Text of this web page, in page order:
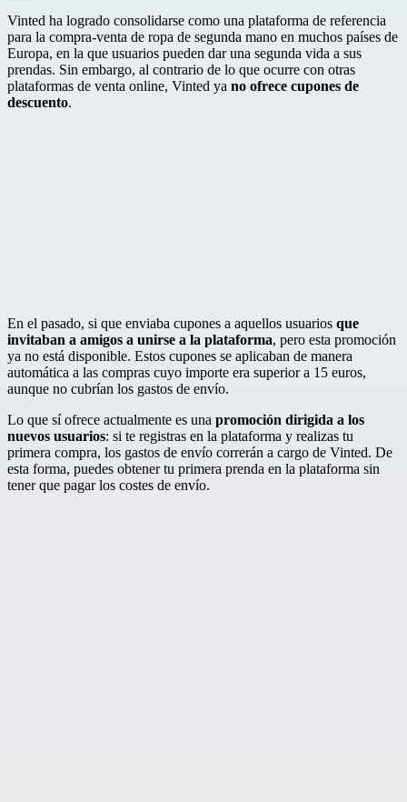
Pinterest
Vinted ha logrado consolidarse como una plataforma de referencia
para la compra-venta de ropa de segunda mano en muchos países de
Europa, en la que usuarios pueden dar una segunda vida a sus
prendas. Sin embargo, al contrario de lo que ocurre con otras
plataformas de venta online, Vinted ya no ofrece cupones de
descuento.
En el pasado, si que enviaba cupones a aquellos usuarios que
invitaban a amigos a unirse a la plataforma, pero esta promoción
ya no está disponible. Estos cupones se aplicaban de manera
automática a las compras cuyo importe era superior a 15 euros,
aunque no cubrían los gastos de envío.
Lo que sí ofrece actualmente es una promoción dirigida a los
nuevos usuarios: si te registras en la plataforma y realizas tu
primera compra, los gastos de envío correrán a cargo de Vinted. De
esta forma, puedes obtener tu primera prenda en la plataforma sin
tener que pagar los costes de envío.